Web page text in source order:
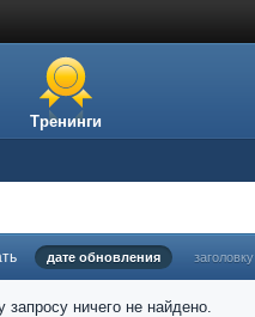
Тренинги
дате обновления заголовку
запросу ничего не найдено.